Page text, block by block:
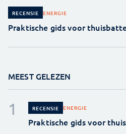
RECENSIE ENERGIE
Praktische gids voor
MEEST GELEZEN
RECENSIE ENERGIE
Praktische gids voor